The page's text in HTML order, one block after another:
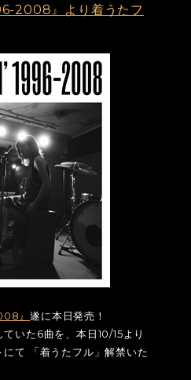
2008』より着うたフ
』遂に本日発売！
いた6曲を、本日10/15より
て 「着うたフル」解禁いた